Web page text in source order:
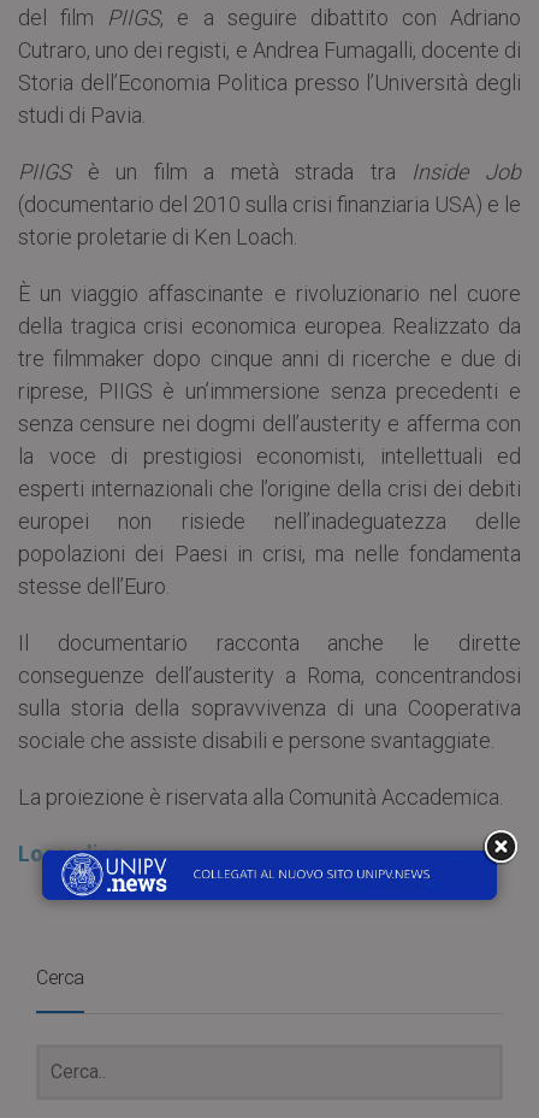
del film PIIGS, e a seguire dibattito con Adriano
Cutraro, uno dei registi, e Andrea Fumagalli, docente di
Storia dell’Economia Politica presso l’Università degli
studi di Pavia.
PIIGSè un film a metà strada tra Inside Job
(documentario del 2010 sulla crisi finanziaria USA) e le
storie proletarie di Ken Loach.
È un viaggio affascinante e rivoluzionario nel cuore
della tragica crisi economica europea. Realizzato da
tre filmmaker dopo cinque anni di ricerche e due di
riprese, PIIGS è un’immersione senza precedenti e
senza censure nei dogmi dell’austerity e afferma con
la voce di prestigiosi economisti, intellettuali ed
esperti internazionali che l’origine della crisi dei debiti
europei non risiede nell’inadeguatezza delle
popolazioni dei Paesi in crisi, ma nelle fondamenta
stesse dell’Euro.
Il documentario racconta anche le dirette
conseguenze dell’austerity a Roma, concentrandosi
sulla storia della sopravvivenza di una Cooperativa
sociale che assiste disabili e persone svantaggiate.
La proiezione è riservata alla Comunità Accademica.
Locandina
Cerca